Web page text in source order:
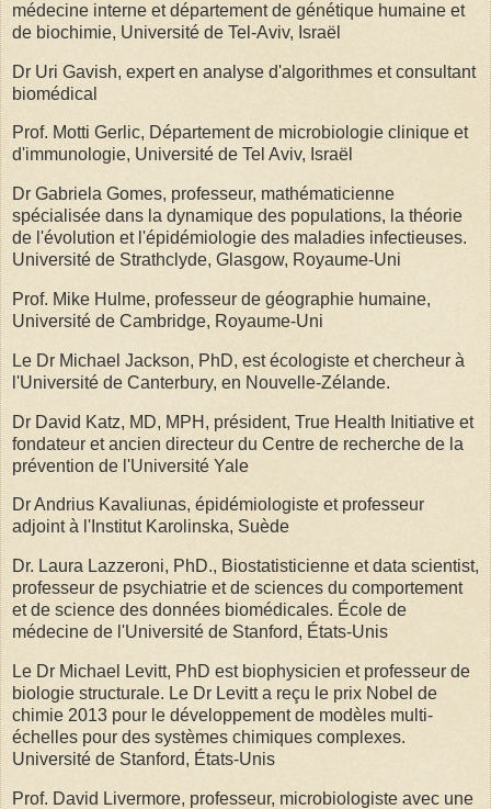
médecine interne et département de génétique humaine et
de biochimie, Université de Tel-Aviv, Israël
Dr Uri Gavish, expert en analyse d'algorithmes et consultant
biomédical
Prof. Motti Gerlic, Département de microbiologie clinique et
d'immunologie, Université de Tel Aviv, Israël
Dr Gabriela Gomes, professeur, mathématicienne
spécialisée dans la dynamique des populations, la théorie
de l'évolution et l'épidémiologie des maladies infectieuses.
Université de Strathclyde, Glasgow, Royaume-Uni
Prof. Mike Hulme, professeur de géographie humaine,
Université de Cambridge, Royaume-Uni
Le Dr Michael Jackson, PhD, est écologiste et chercheur à
l'Université de Canterbury, en Nouvelle-Zélande.
Dr David Katz, MD, MPH, président, True Health Initiative et
fondateur et ancien directeur du Centre de recherche de la
prévention de l'Université Yale
Dr Andrius Kavaliunas, épidémiologiste et professeur
adjoint à l'Institut Karolinska, Suède
Dr. Laura Lazzeroni, PhD., Biostatisticienne et data scientist,
professeur de psychiatrie et de sciences du comportement
et de science des données biomédicales. École de
médecine de l'Université de Stanford, États-Unis
Le Dr Michael Levitt, PhD est biophysicien et professeur de
biologie structurale. Le Dr Levitt a reçu le prix Nobel de
chimie 2013 pour le développement de modèles multi-
échelles pour des systèmes chimiques complexes.
Université de Stanford, États-Unis
Prof. David Livermore, professeur, microbiologiste avec une